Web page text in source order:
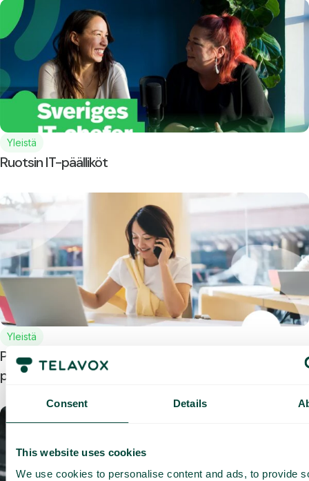
Consent Details
This website uses cookies
We use cookies to personalise content and ads, to provide
Yleistä
Ruotsin IT-päälliköt
Yleistä
Pienten yritysten puhelinvaihde: miten valita oikea
palveluntarjoaja?